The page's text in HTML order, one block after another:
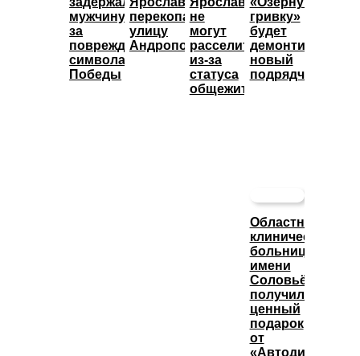
мужчину
за
повреждение
символа
Победы
перекопали
улицу
Андропова
не
могут
расселить
из-за
статуса
общежития
гривку»
будет
демонтировать
новый
подрядчик
Областная
клиническая
больница
имени
Соловьёва
получила
ценный
подарок
от
«Автодизеля»